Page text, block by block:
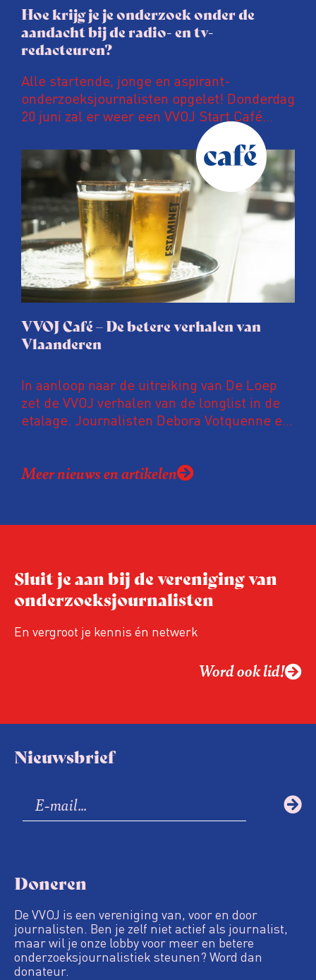
Hoe krijg je je onderzoek onder de
aandacht bij de radio- en tv-
redacteuren?
Alle startende, jonge en aspirant-
onderzoeksjournalisten opgelet! Donderdag
20 juni zal er weer een VVOJ Start Café
VVOJ Café – De betere verhalen van
Vlaanderen
In aanloop naar de uitreiking van De Loep
zet de VVOJ verhalen van de longlist in de
etalage. Journalisten Debora Votquenne en
Meer nieuws en artikelen
Sluit je aan bij de vereniging van
onderzoeksjournalisten
En vergroot je kennis én netwerk
Word ook lid!
Nieuwsbrief
Doneren
De VVOJ is een vereniging van, voor en door
journalisten. Ben je zelf niet actief als journalist,
maar wil je onze lobby voor meer en betere
onderzoeksjournalistiek steunen? Word dan
donateur.